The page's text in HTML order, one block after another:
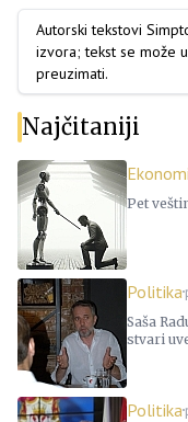
Autorski tekstovi
izvora; tekst se može
preuzimati.
Najčitaniji
Pet
Politika
Saša
stvari
Politika